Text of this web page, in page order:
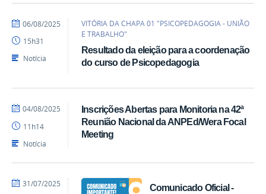
VITÓRIA DA CHAPA 01 "PSICOPEDAGOGIA - UNIÃO
E TRABALHO"
Resultado da eleição para a coordenação
do curso de Psicopedagogia
por
publicado
06/08/2025
15h31
Notícia
Inscrições Abertas para Monitoria na 42ª
Reunião Nacional da ANPEd/Wera Focal
Meeting
por
publicado
04/08/2025
11h14
Notícia
Comunicado Oficial -
por
publicado
31/07/2025